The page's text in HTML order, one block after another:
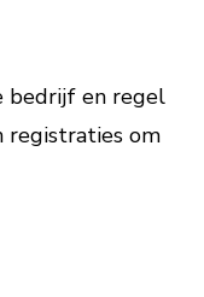
bedrijf en regel
registraties om